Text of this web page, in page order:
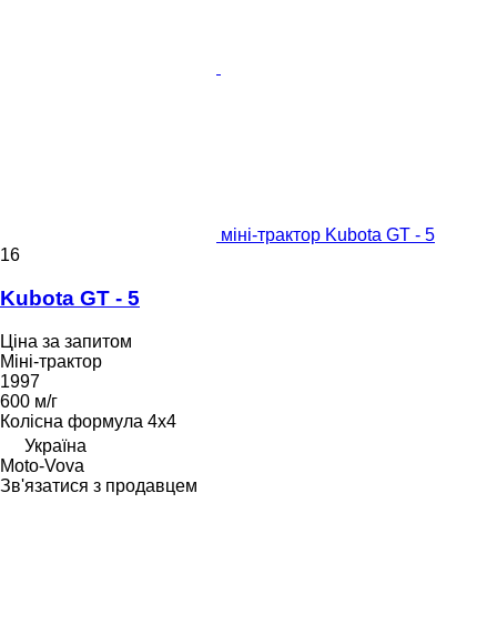
міні-трактор Kubota GT - 5
16
Kubota GT - 5
Ціна за запитом
Міні-трактор
1997
600 м/г
Колісна формула 4x4
Україна
Moto-Vova
Зв'язатися з продавцем